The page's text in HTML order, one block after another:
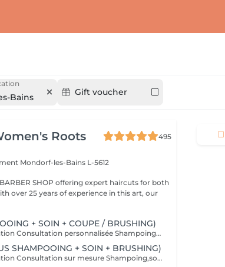
Bains Gift voucher
Roots
495
Mondorf-les-Bains L-5612
SHOP offering expert haircuts for both
over 25 years of experience in this art, our
+ SOIN + COUPE / BRUSHING)
Contenu de la prestation Consultation personnalisée Shampoing + massage + conditionneur Coupe sur mesure Protecteur de chaleur Coiffage
SHAMPOOING + SOIN + BRUSHING)
Contenu de la prestation Consultation sur mesure Shampoing,soin & massage Protecteur de chaleur Coiffage